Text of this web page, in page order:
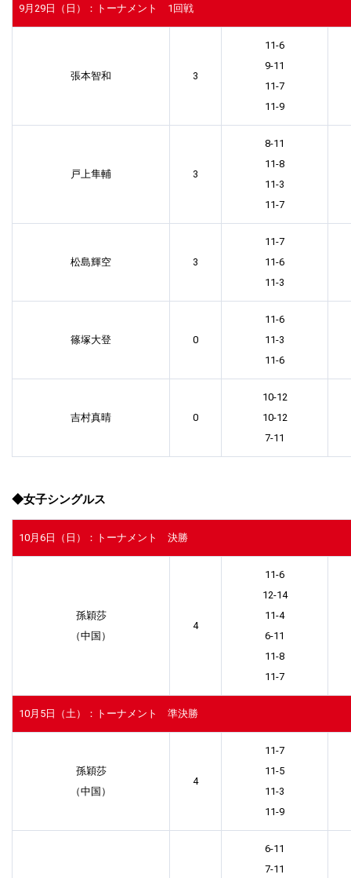
9月29日（日）：トーナメント 1回戦
張本智和 3
11-6
9-11
11-7
11-9
戸上隼輔 3
8-11
11-8
11-3
11-7
松島輝空 3
11-7
11-6
11-3
篠塚大登 0
11-6
11-3
11-6
吉村真晴 0
10-12
10-12
7-11
◆女子シングルス
10月6日（日）：トーナメント 決勝
孫穎莎
（中国）
4
11-6
12-14
11-4
6-11
11-8
11-7
10月5日（土）：トーナメント 準決勝
孫穎莎
（中国）
4
11-7
11-5
11-3
11-9
6-11
7-11